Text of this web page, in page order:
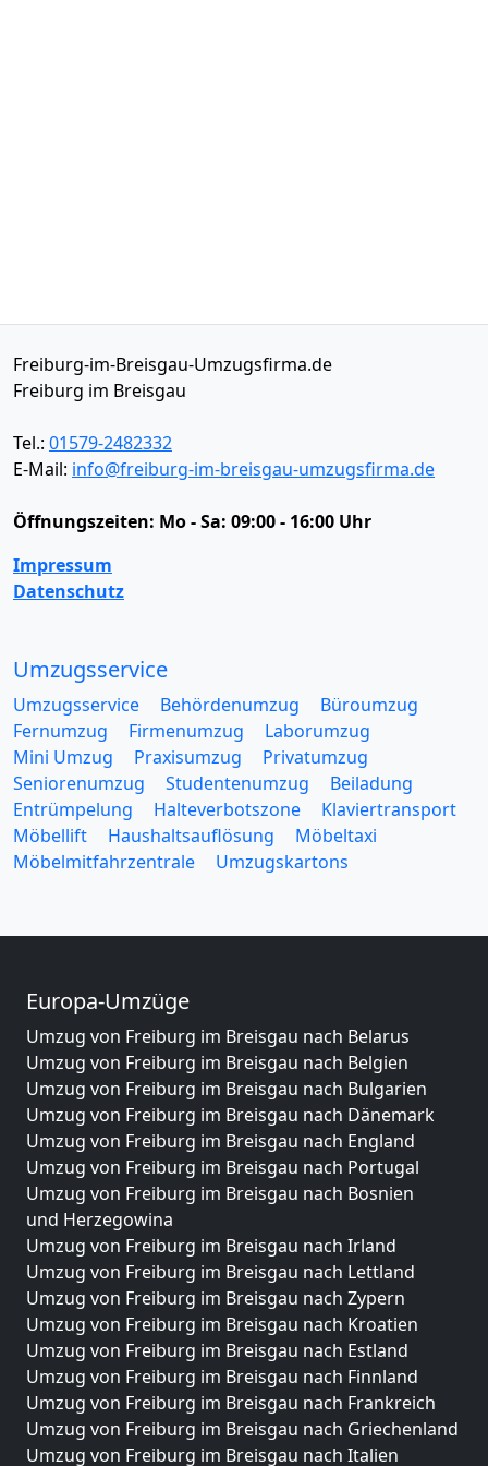
Freiburg-im-Breisgau-Umzugsfirma.de
Freiburg im Breisgau
Tel.: 01579-2482332
E-Mail: info@freiburg-im-breisgau-umzugsfirma.de
Öffnungszeiten: Mo - Sa: 09:00 - 16:00 Uhr
Impressum
Datenschutz
Umzugsservice
Umzugsservice Behördenumzug
Büroumzug
Fernumzug
Firmenumzug
Laborumzug
Mini Umzug
Praxisumzug
Privatumzug
Seniorenumzug
Studentenumzug
Beiladung
Entrümpelung
Halteverbotszone
Klaviertransport
Möbellift
Haushaltsauflösung
Möbeltaxi
Möbelmitfahrzentrale
Umzugskartons
Europa-Umzüge
Umzug von Freiburg im Breisgau nach Belarus
Umzug von Freiburg im Breisgau nach Belgien
Umzug von Freiburg im Breisgau nach Bulgarien
Umzug von Freiburg im Breisgau nach Dänemark
Umzug von Freiburg im Breisgau nach England
Umzug von Freiburg im Breisgau nach Portugal
Umzug von Freiburg im Breisgau nach Bosnien
und Herzegowina
Umzug von Freiburg im Breisgau nach Irland
Umzug von Freiburg im Breisgau nach Lettland
Umzug von Freiburg im Breisgau nach Zypern
Umzug von Freiburg im Breisgau nach Kroatien
Umzug von Freiburg im Breisgau nach Estland
Umzug von Freiburg im Breisgau nach Finnland
Umzug von Freiburg im Breisgau nach Frankreich
Umzug von Freiburg im Breisgau nach Griechenland
Umzug von Freiburg im Breisgau nach Italien